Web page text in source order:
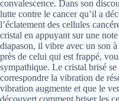
convalescence. Dans son
lutte contre le cancer qu’il a
l’éclatement des cellules
cristal en appuyant sur une
diapason, il vibre avec un son
près de celui qui est frappé,
sympathique. Le cristal brisé
correspondre la vibration de
vibration augmente et que le
découvert comment briser les